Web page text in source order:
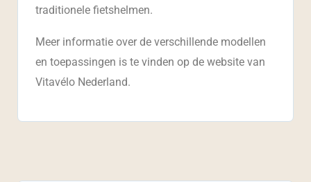
traditionele fietshelmen.
Meer informatie over de verschillende modellen
en toepassingen is te vinden op de website van
Vitavélo Nederland.